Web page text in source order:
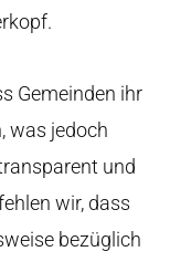
Gemeinden ihr
was jedoch
und
wir, dass
bezüglich